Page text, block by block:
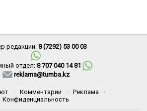
редакции: 8 (7292) 53 00 03
отдел: 8 707 040 14 81
reklama@tumba.kz
· Комментарии · Реклама
·
Конфиденциальность